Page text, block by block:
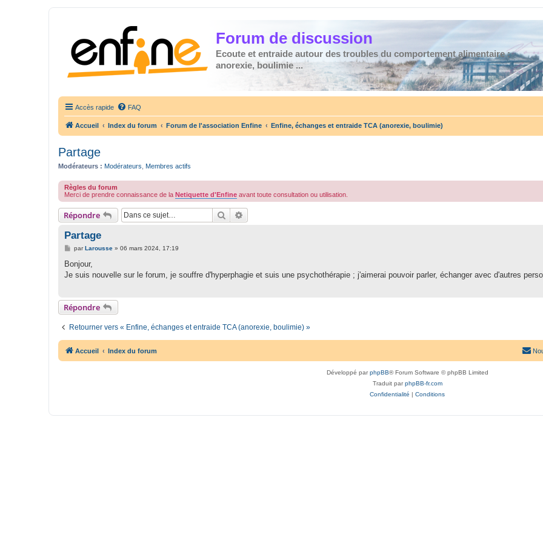
Forum de discussion
Ecoute et entraide autour des troubles du comportement alimentaire :
anorexie, boulimie ...
Accès rapide FAQ
Accueil Index du forum Forum de l'association Enfine Enfine, échanges et entraide TCA (anorexie, boulimie)
Partage
Modérateurs : Modérateurs Membres actifs
Règles du forum
Merci de prendre connaissance de la Netiquette d'Enfine avant toute consultation ou utilisation.
Répondre Rechercher
Partage
M
s
a
parLarousse» 06 mars 2024, 17:19
Bonjour,
Je suis nouvelle sur le forum, je souffre d'hyperphagie et suis une psychothérapie ; j'aimerai pouvoir parler, échanger avec d'autres
Répondre
Retourner vers « Enfine, échanges et entraide TCA (anorexie, boulimie) »
Accueil Index du forum
Développé parphpBB® Forum Software © phpBB Limited
Traduit parphpBB-fr.com
Confidentialité | Conditions